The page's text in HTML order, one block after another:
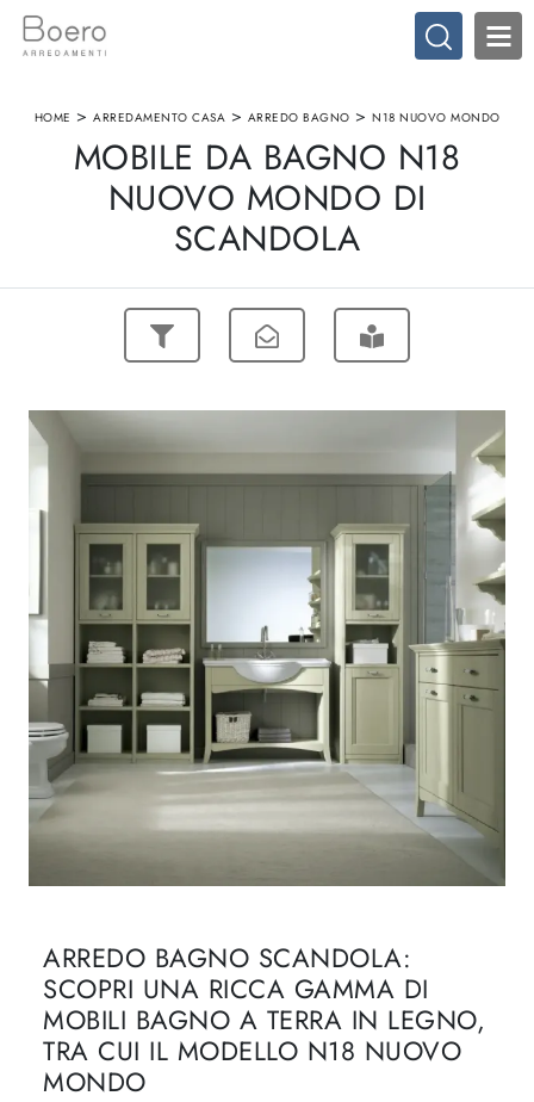
HOME > ARREDAMENTO CASA > ARREDO BAGNO > N18 NUOVO MONDO
MOBILE DA BAGNO N18
NUOVO MONDO DI
SCANDOLA
ARREDO BAGNO SCANDOLA:
SCOPRI UNA RICCA GAMMA DI
MOBILI BAGNO A TERRA IN LEGNO,
TRA CUI IL MODELLO N18 NUOVO
MONDO